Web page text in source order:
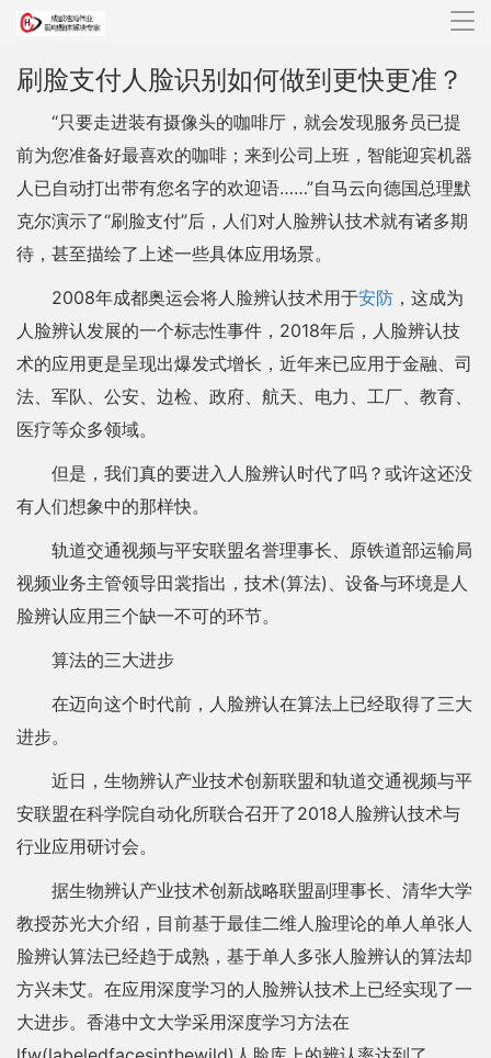
导
刷脸支付人脸识别如何做到更快更准？
“只要走进装有摄像头的咖啡厅，就会发现服务员已提
前为您准备好最喜欢的咖啡；来到公司上班，智能迎宾机器
人已自动打出带有您名字的欢迎语……”自马云向德国总理默
克尔演示了“刷脸支付”后，人们对人脸辨认技术就有诸多期
待，甚至描绘了上述一些具体应用场景。
2008年成都奥运会将人脸辨认技术用于安防 ，这成为
人脸辨认发展的一个标志性事件，2018年后，人脸辨认技
术的应用更是呈现出爆发式增长，近年来已应用于金融、司
法、军队、公安、边检、政府、航天、电力、工厂、教育、
医疗等众多领域。
但是，我们真的要进入人脸辨认时代了吗？或许这还没
有人们想象中的那样快。
轨道交通视频与平安联盟名誉理事长、原铁道部运输局
视频业务主管领导田裳指出，技术(算法)、设备与环境是人
脸辨认应用三个缺一不可的环节。
算法的三大进步
在迈向这个时代前，人脸辨认在算法上已经取得了三大
进步。
近日，生物辨认产业技术创新联盟和轨道交通视频与平
安联盟在科学院自动化所联合召开了2018人脸辨认技术与
行业应用研讨会。
据生物辨认产业技术创新战略联盟副理事长、清华大学
教授苏光大介绍，目前基于最佳二维人脸理论的单人单张人
脸辨认算法已经趋于成熟，基于单人多张人脸辨认的算法却
方兴未艾。在应用深度学习的人脸辨认技术上已经实现了一
大进步。香港中文大学采用深度学习方法在